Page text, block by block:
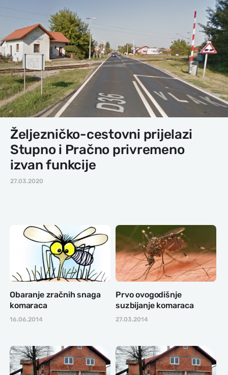
Željezničko-cestovni prijelazi
Stupno i Pračno privremeno
izvan funkcije
27.03.2020
Obaranje zračnih snaga
komaraca
16.06.2014
Prvo ovogodišnje
suzbijanje komaraca
27.03.2014